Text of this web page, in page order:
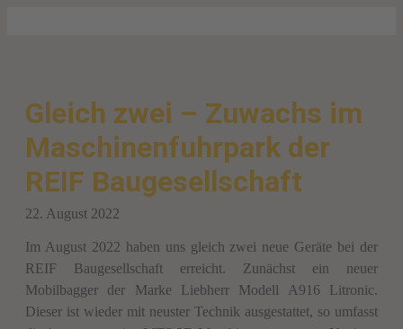
Gleich zwei – Zuwachs im
Maschinenfuhrpark der
REIF Baugesellschaft
22. August 2022
Im August 2022 haben uns gleich zwei neue Geräte bei der
REIF Baugesellschaft erreicht. Zunächst ein neuer
Mobilbagger der Marke Liebherr Modell A916 Litronic.
Dieser ist wieder mit neuster Technik ausgestattet, so umfasst